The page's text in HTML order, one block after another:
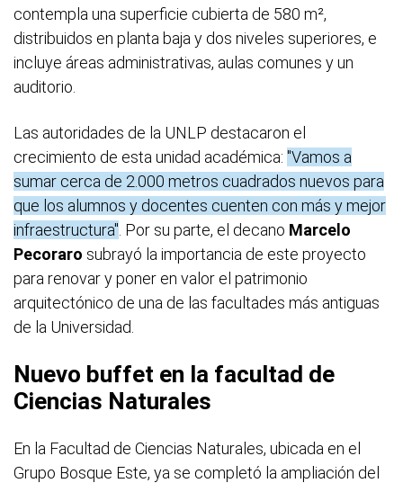
contempla una superficie cubierta de 580 m²,
distribuidos en planta baja y dos niveles superiores, e
incluye áreas administrativas, aulas comunes y un
auditorio.
Las autoridades de la UNLP destacaron el
crecimiento de esta unidad académica: "Vamos a
sumar cerca de 2.000 metros cuadrados nuevos para
que los alumnos y docentes cuenten con más y mejor
infraestructura" . Por su parte, el decano Marcelo
Pecoraro subrayó la importancia de este proyecto
para renovar y poner en valor el patrimonio
arquitectónico de una de las facultades más antiguas
de la Universidad.
Nuevo buffet en la facultad de
Ciencias Naturales
En la Facultad de Ciencias Naturales, ubicada en el
Grupo Bosque Este, ya se completó la ampliación del